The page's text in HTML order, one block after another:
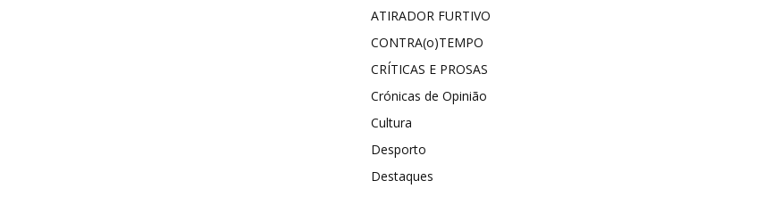
ATIRADOR FURTIVO
CONTRA(o)TEMPO
CRÍTICAS E PROSAS
Crónicas de Opinião
Cultura
Desporto
Destaques